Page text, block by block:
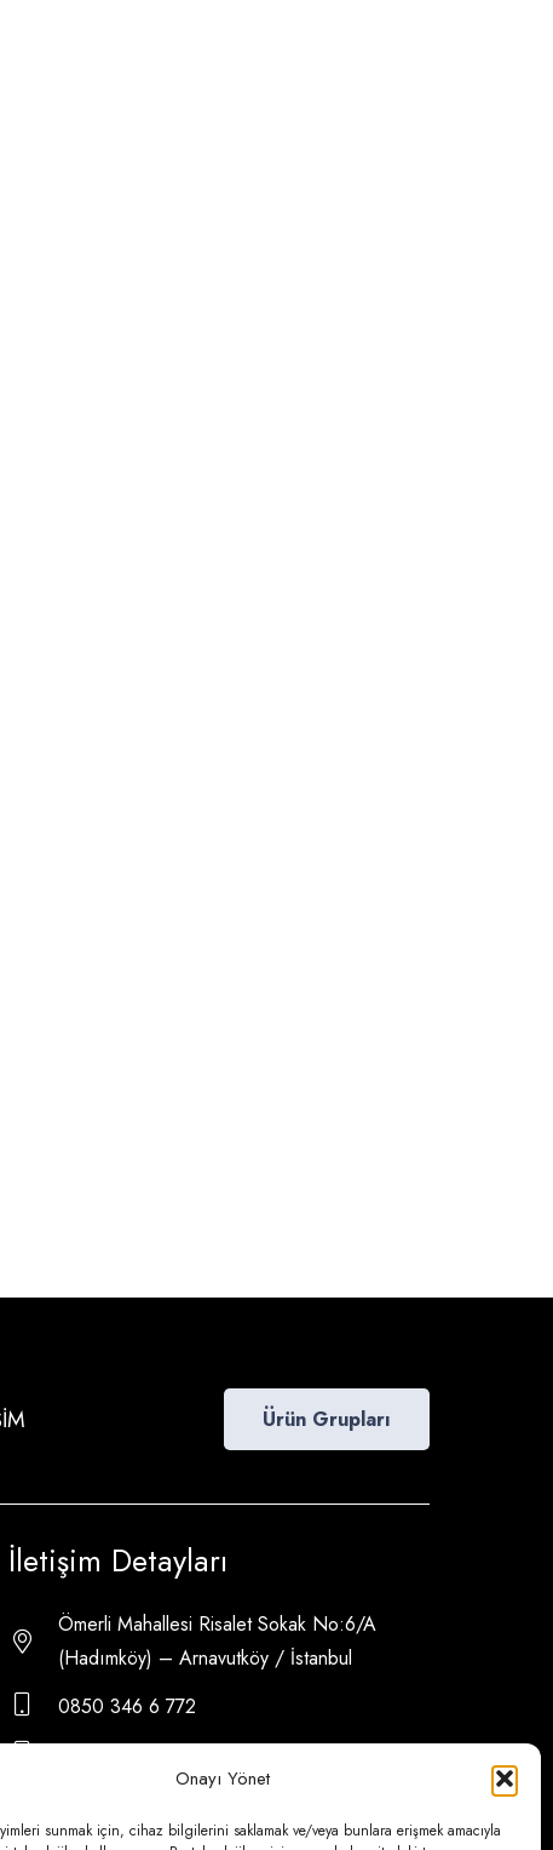
Onayı Yönet
sunmak için, cihaz bilgilerini saklamak ve/veya bunlara erişmek amacıyla
Ürün Grupları
İletişim Detayları
Ömerli Mahallesi Risalet Sokak No:6/A
(Hadımköy) – Arnavutköy / İstanbul
0850 346 6 772